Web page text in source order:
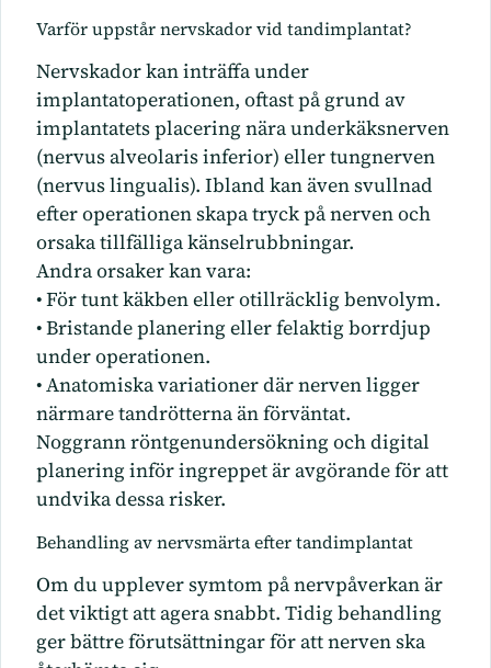
Varför uppstår nervskador vid tandimplantat?
Nervskador kan inträffa under
implantatoperationen, oftast på grund av
implantatets placering nära underkäksnerven
(nervus alveolaris inferior) eller tungnerven
(nervus lingualis). Ibland kan även svullnad
efter operationen skapa tryck på nerven och
orsaka tillfälliga känselrubbningar.
Andra orsaker kan vara:
• För tunt käkben eller otillräcklig benvolym.
• Bristande planering eller felaktig borrdjup
under operationen.
• Anatomiska variationer där nerven ligger
närmare tandrötterna än förväntat.
Noggrann röntgenundersökning och digital
planering inför ingreppet är avgörande för att
undvika dessa risker.
Behandling av nervsmärta efter tandimplantat
Om du upplever symtom på nervpåverkan är
det viktigt att agera snabbt. Tidig behandling
ger bättre förutsättningar för att nerven ska